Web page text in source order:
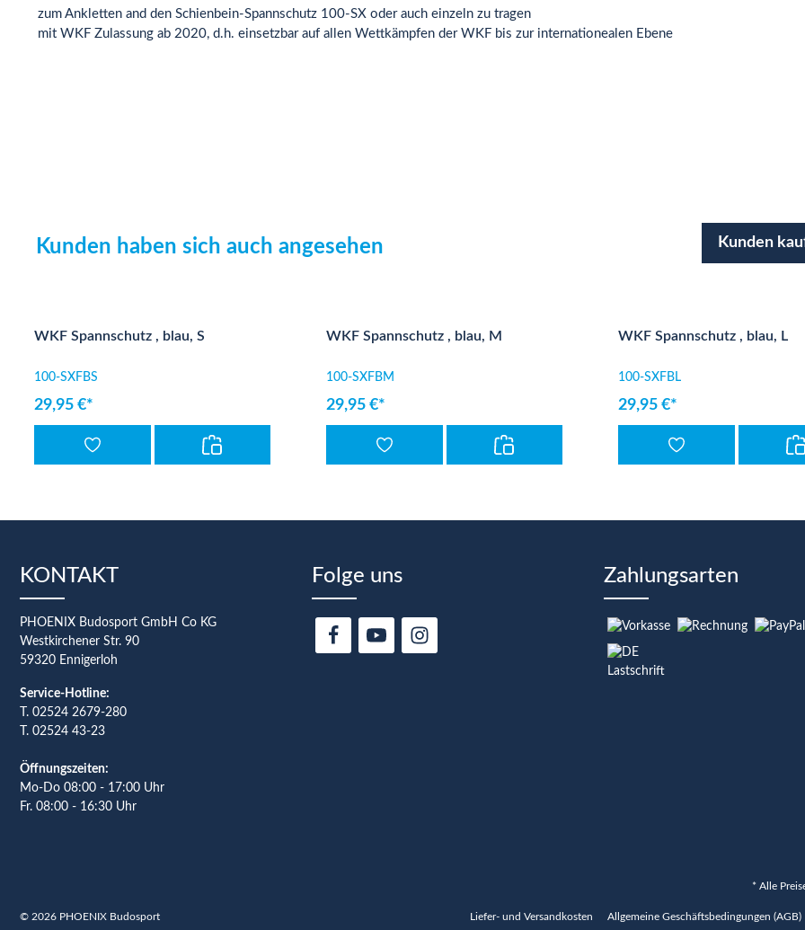
zum Ankletten and den Schienbein-Spannschutz 100-SX oder auch einzeln zu tragen
mit WKF Zulassung ab 2020, d.h. einsetzbar auf allen Wettkämpfen der WKF bis zur internationealen Ebene
Kunden haben sich auch angesehen Kunden
WKF Spannschutz , blau, S
100-SXFBS
29,95 €*
WKF Spannschutz , blau, M
100-SXFBM
29,95 €*
WKF Spannschutz , blau, L
100-SXFBL
29,95 €*
KONTAKT
PHOENIX Budosport GmbH Co KG
Westkirchener Str. 90
59320 Ennigerloh
Service-Hotline:
T. 02524 2679-280
T. 02524 43-23
Öffnungszeiten:
Mo-Do 08:00 - 17:00 Uhr
Fr. 08:00 - 16:30 Uhr
Folge uns Zahlungsarten
* Alle
© 2026 PHOENIX Budosport Liefer- und Versandkosten Allgemeine Geschäftsbedingungen (AGB)